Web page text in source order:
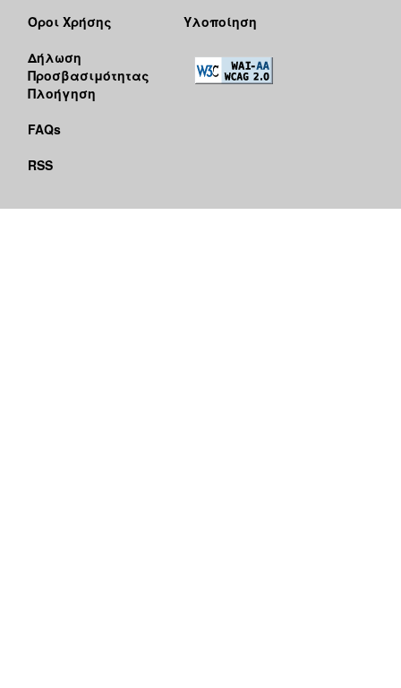
Όροι Χρήσης
Δήλωση
Προσβασιμότητας
Πλοήγηση
FAQs
RSS
Υλοποίηση